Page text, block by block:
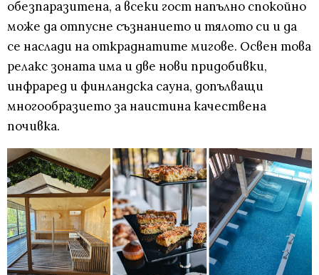
обезпаразитена, а всеки гост напълно спокойно
може да отпусне съзнанието и тялото си и да
се наслади на откраднатите мигове. Освен това
релакс зоната има и две нови придобивки,
инфраред и финландска сауна, допълващи
многообразието за наистина качествена
почивка.